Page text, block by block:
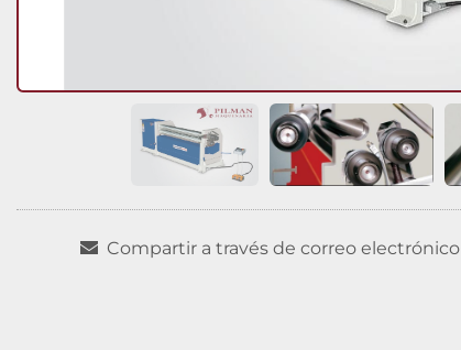
Compartir a través de correo electrónico